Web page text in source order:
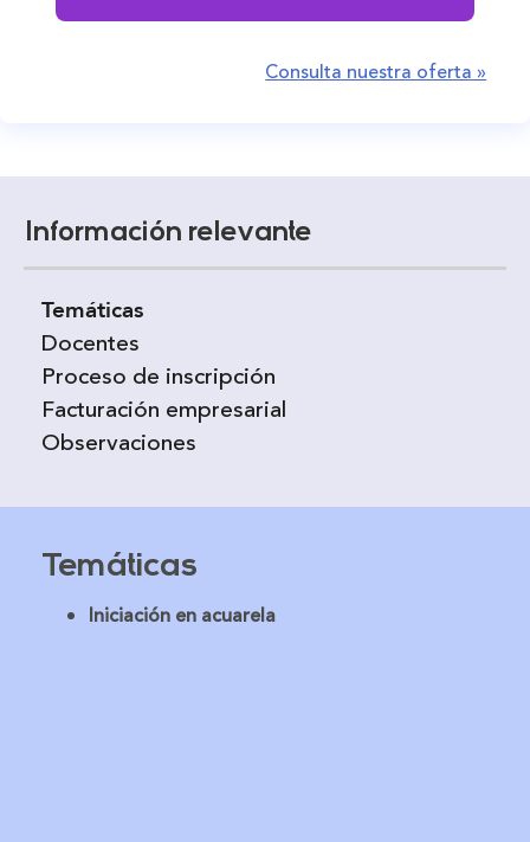
Consulta nuestra oferta »
Información relevante
Temáticas
Docentes
Proceso de inscripción
Facturación empresarial
Observaciones
Temáticas
Iniciación en acuarela